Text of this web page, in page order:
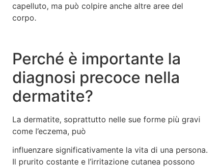
capelluto, ma può colpire anche altre aree del
corpo.
Perché è importante la
diagnosi precoce nella
dermatite?
La dermatite, soprattutto nelle sue forme più gravi
come l’eczema, può
influenzare significativamente la vita di una persona.
Il prurito costante e l’irritazione cutanea possono